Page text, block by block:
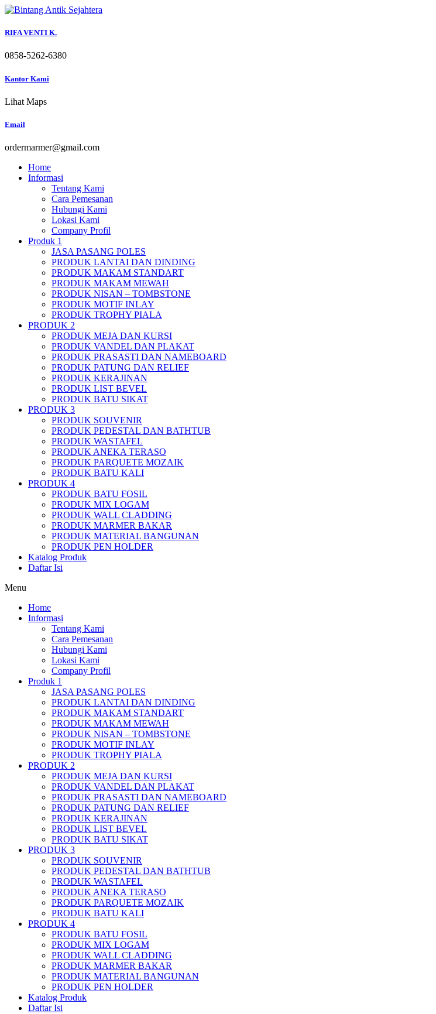
Skip
content
RIFA VENTI K.
0858-5262-6380
Kantor Kami
Lihat Maps
Email
ordermarmer@gmail.com
Home
Informasi
Tentang Kami
Cara Pemesanan
Hubungi Kami
Lokasi Kami
Company Profil
Produk 1
JASA PASANG POLES
PRODUK LANTAI DAN DINDING
PRODUK MAKAM STANDART
PRODUK MAKAM MEWAH
PRODUK NISAN – TOMBSTONE
PRODUK MOTIF INLAY
PRODUK TROPHY PIALA
PRODUK 2
PRODUK MEJA DAN KURSI
PRODUK VANDEL DAN PLAKAT
PRODUK PRASASTI DAN NAMEBOARD
PRODUK PATUNG DAN RELIEF
PRODUK KERAJINAN
PRODUK LIST BEVEL
PRODUK BATU SIKAT
PRODUK 3
PRODUK SOUVENIR
PRODUK PEDESTAL DAN BATHTUB
PRODUK WASTAFEL
PRODUK ANEKA TERASO
PRODUK PARQUETE MOZAIK
PRODUK BATU KALI
PRODUK 4
PRODUK BATU FOSIL
PRODUK MIX LOGAM
PRODUK WALL CLADDING
PRODUK MARMER BAKAR
PRODUK MATERIAL BANGUNAN
PRODUK PEN HOLDER
Katalog Produk
Daftar Isi
Menu
Home
Informasi
Tentang Kami
Cara Pemesanan
Hubungi Kami
Lokasi Kami
Company Profil
Produk 1
JASA PASANG POLES
PRODUK LANTAI DAN DINDING
PRODUK MAKAM STANDART
PRODUK MAKAM MEWAH
PRODUK NISAN – TOMBSTONE
PRODUK MOTIF INLAY
PRODUK TROPHY PIALA
PRODUK 2
PRODUK MEJA DAN KURSI
PRODUK VANDEL DAN PLAKAT
PRODUK PRASASTI DAN NAMEBOARD
PRODUK PATUNG DAN RELIEF
PRODUK KERAJINAN
PRODUK LIST BEVEL
PRODUK BATU SIKAT
PRODUK 3
PRODUK SOUVENIR
PRODUK PEDESTAL DAN BATHTUB
PRODUK WASTAFEL
PRODUK ANEKA TERASO
PRODUK PARQUETE MOZAIK
PRODUK BATU KALI
PRODUK 4
PRODUK BATU FOSIL
PRODUK MIX LOGAM
PRODUK WALL CLADDING
PRODUK MARMER BAKAR
PRODUK MATERIAL BANGUNAN
PRODUK PEN HOLDER
Katalog Produk
Daftar Isi